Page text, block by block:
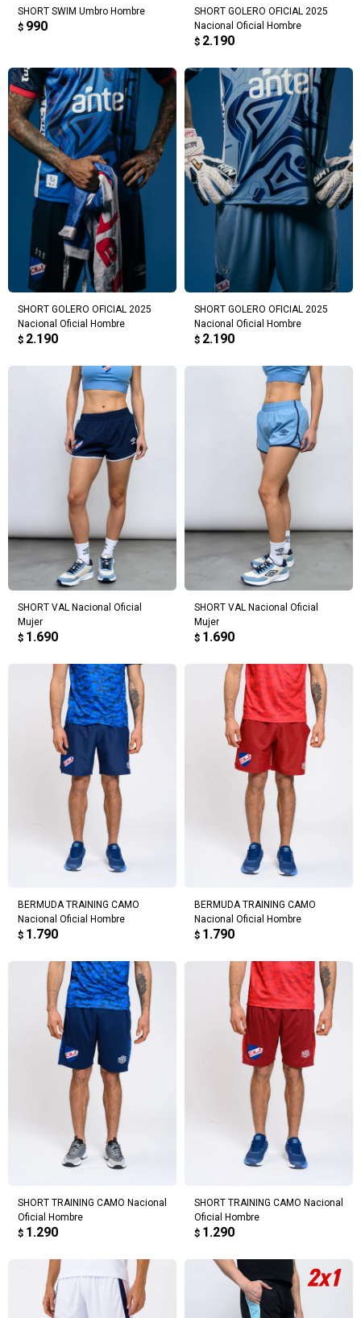
SHORT SWIM Umbro Hombre
$ 990
SHORT GOLERO OFICIAL 2025
Nacional Oficial Hombre
$ 2.190
SHORT GOLERO OFICIAL 2025
Nacional Oficial Hombre
$ 2.190
SHORT GOLERO OFICIAL 2025
Nacional Oficial Hombre
$ 2.190
SHORT VAL Nacional Oficial
Mujer
$ 1.690
SHORT VAL Nacional Oficial
Mujer
$ 1.690
BERMUDA TRAINING CAMO
Nacional Oficial Hombre
$ 1.790
BERMUDA TRAINING CAMO
Nacional Oficial Hombre
$ 1.790
SHORT TRAINING CAMO Nacional
Oficial Hombre
$ 1.290
SHORT TRAINING CAMO Nacional
Oficial Hombre
$ 1.290
¡Sumate a la forma más ágil de
Comprá en 3 cuotas sin recargo o hasta en
12 cuotas * ¡Solo con tu cédula!